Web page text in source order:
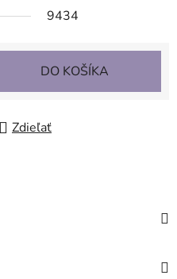
9434
DO KOŠÍKA
Zdieľať